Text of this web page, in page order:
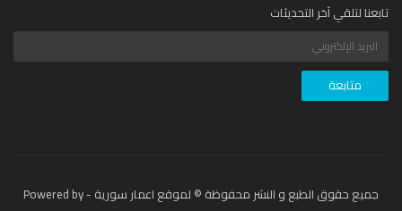
لتلقي آخر التحديثات
جميع حقوق الطبع و النشر محفوظة © لموقع اعمار سورية - Powered by